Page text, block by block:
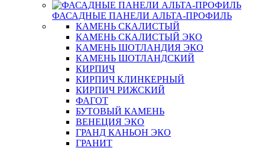
ФАСАДНЫЕ ПАНЕЛИ АЛЬТА-ПРОФИЛЬ
КАМЕНЬ СКАЛИСТЫЙ
КАМЕНЬ СКАЛИСТЫЙ ЭКО
КАМЕНЬ ШОТЛАНДИЯ ЭКО
КАМЕНЬ ШОТЛАНДСКИЙ
КИРПИЧ
КИРПИЧ КЛИНКЕРНЫЙ
КИРПИЧ РИЖСКИЙ
ФАГОТ
БУТОВЫЙ КАМЕНЬ
ВЕНЕЦИЯ ЭКО
ГРАНД КАНЬОН ЭКО
ГРАНИТ